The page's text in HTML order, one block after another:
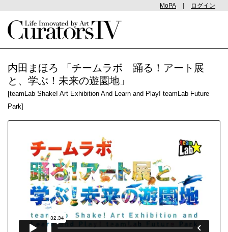
MoPA ログイン
内田まほろ 「チームラボ 踊る！アート展
と、学ぶ！未来の遊園地」
[teamLab Shake! Art Exhibition And Learn and Play! teamLab Future
Park]